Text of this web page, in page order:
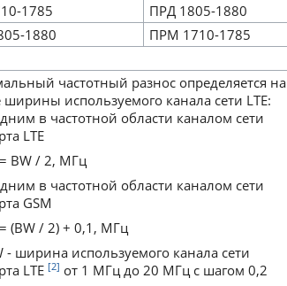
1785
ПРД 1805-1880
1880
ПРМ 1710-1785
частотный разнос определяется на
ширины используемого канала сети LTE:
в частотной области каналом сети
LTE
BW / 2, МГц
в частотной области каналом сети
GSM
(BW / 2) + 0,1, МГц
- ширина используемого канала сети
LTE [2] от 1 МГц до 20 МГц с шагом 0,2